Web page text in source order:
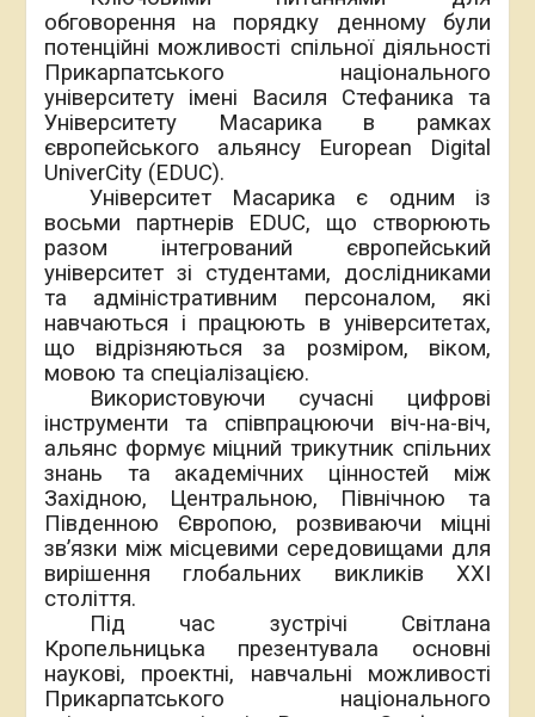
обговорення на порядку денному були
потенційні можливості спільної діяльності
Прикарпатського національного
університету імені Василя Стефаника та
Університету Масарика в рамках
європейського альянсу European Digital
UniverCity (EDUC).
Університет Масарика є одним із
восьми партнерів EDUС, що створюють
разом інтегрований європейський
університет зі студентами, дослідниками
та адміністративним персоналом, які
навчаються і працюють в університетах,
що відрізняються за розміром, віком,
мовою та спеціалізацією.
Використовуючи сучасні цифрові
інструменти та співпрацюючи віч-на-віч,
альянс формує міцний трикутник спільних
знань та академічних цінностей між
Західною, Центральною, Північною та
Південною Європою, розвиваючи міцні
зв’язки між місцевими середовищами для
вирішення глобальних викликів ХХІ
століття.
Під час зустрічі Світлана
Кропельницька презентувала основні
наукові, проектні, навчальні можливості
Прикарпатського національного